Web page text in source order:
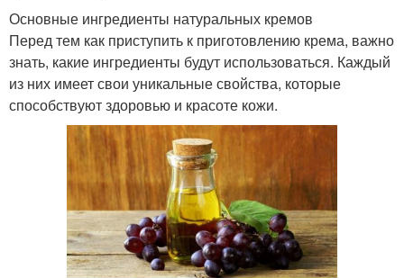
Основные ингредиенты натуральных кремов
Перед тем как приступить к приготовлению крема, важно
знать, какие ингредиенты будут использоваться. Каждый
из них имеет свои уникальные свойства, которые
способствуют здоровью и красоте кожи.